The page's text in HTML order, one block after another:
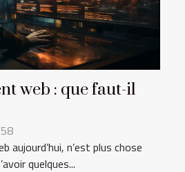
web : que faut-il
aujourd’hui, n’est plus chose
quelques...